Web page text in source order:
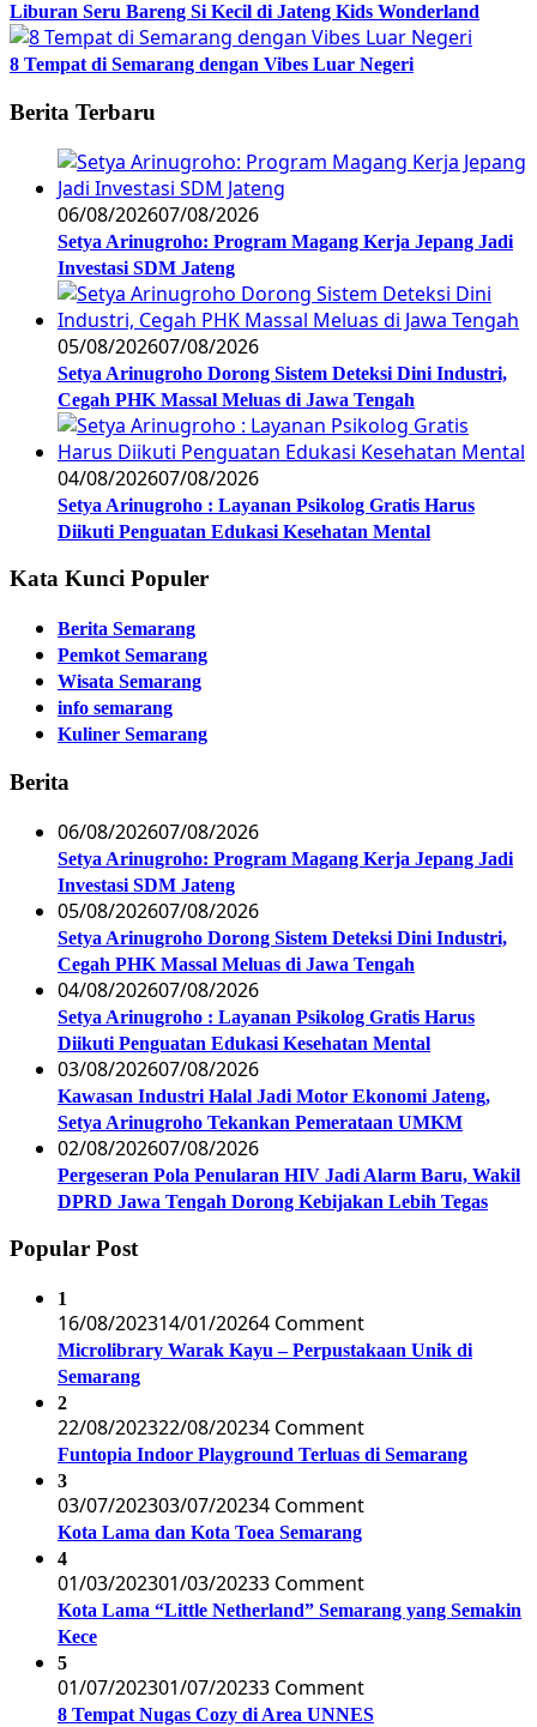
Liburan Seru Bareng Si Kecil di Jateng Kids Wonderland
8 Tempat di Semarang dengan Vibes Luar Negeri
Berita Terbaru
06/08/202607/08/2026
Setya Arinugroho: Program Magang Kerja Jepang Jadi
Investasi SDM Jateng
05/08/202607/08/2026
Setya Arinugroho Dorong Sistem Deteksi Dini Industri,
Cegah PHK Massal Meluas di Jawa Tengah
04/08/202607/08/2026
Setya Arinugroho : Layanan Psikolog Gratis Harus
Diikuti Penguatan Edukasi Kesehatan Mental
Kata Kunci Populer
Berita Semarang
Pemkot Semarang
Wisata Semarang
info semarang
Kuliner Semarang
Berita
06/08/202607/08/2026
Setya Arinugroho: Program Magang Kerja Jepang Jadi
Investasi SDM Jateng
05/08/202607/08/2026
Setya Arinugroho Dorong Sistem Deteksi Dini Industri,
Cegah PHK Massal Meluas di Jawa Tengah
04/08/202607/08/2026
Setya Arinugroho : Layanan Psikolog Gratis Harus
Diikuti Penguatan Edukasi Kesehatan Mental
03/08/202607/08/2026
Kawasan Industri Halal Jadi Motor Ekonomi Jateng,
Setya Arinugroho Tekankan Pemerataan UMKM
02/08/202607/08/2026
Pergeseran Pola Penularan HIV Jadi Alarm Baru, Wakil
DPRD Jawa Tengah Dorong Kebijakan Lebih Tegas
Popular Post
1
16/08/202314/01/20264 Comment
Microlibrary Warak Kayu – Perpustakaan Unik di
Semarang
2
22/08/202322/08/20234 Comment
Funtopia Indoor Playground Terluas di Semarang
3
03/07/202303/07/20234 Comment
Kota Lama dan Kota Toea Semarang
4
01/03/202301/03/20233 Comment
Kota Lama “Little Netherland” Semarang yang Semakin
Kece
5
01/07/202301/07/20233 Comment
8 Tempat Nugas Cozy di Area UNNES